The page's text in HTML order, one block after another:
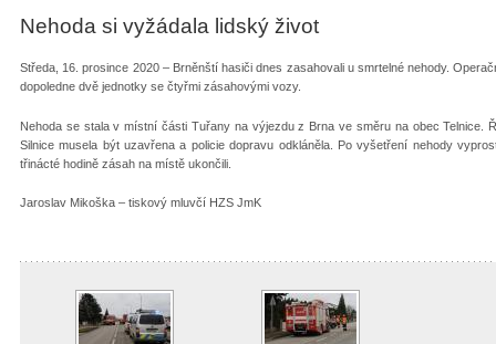
Nehoda si vyžádala lidský život
Středa, 16. prosince 2020 – Brněnští hasiči dnes zasahovali u smrtelné nehody.
dopoledne dvě jednotky se čtyřmi zásahovými vozy.
Nehoda se stala v místní části Tuřany na výjezdu z Brna ve směru na obec Telnice.
Silnice musela být uzavřena a policie dopravu odkláněla. Po vyšetření nehody
třinácté hodině zásah na místě ukončili.
Jaroslav Mikoška – tiskový mluvčí HZS JmK